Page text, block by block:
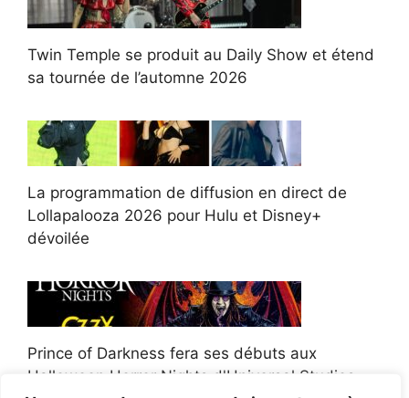
Twin Temple se produit au Daily Show et étend
sa tournée de l’automne 2026
La programmation de diffusion en direct de
Lollapalooza 2026 pour Hulu et Disney+
dévoilée
Prince of Darkness fera ses débuts aux
Halloween Horror Nights d'Universal Studios